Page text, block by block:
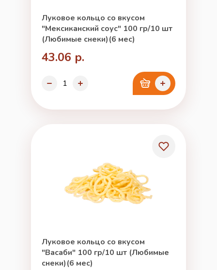
Луковое кольцо со вкусом
"Мексиканский соус" 100 гр/10 шт
(Любимые снеки)(6 мес)
43.06 р.
Луковое кольцо со вкусом
"Васаби" 100 гр/10 шт (Любимые
снеки)(6 мес)